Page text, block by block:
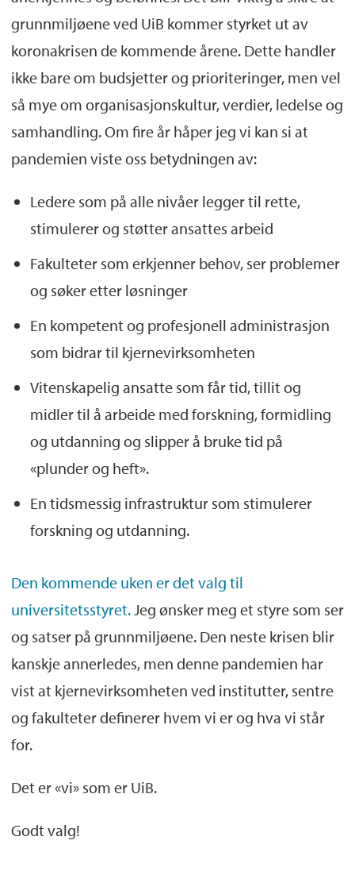
grunnmiljøene ved UiB kommer styrket ut av
koronakrisen de kommende årene. Dette handler
ikke bare om budsjetter og prioriteringer, men vel
så mye om organisasjonskultur, verdier, ledelse og
samhandling. Om fire år håper jeg vi kan si at
pandemien viste oss betydningen av:
Ledere som på alle nivåer legger til rette,
stimulerer og støtter ansattes arbeid
Fakulteter som erkjenner behov, ser problemer
og søker etter løsninger
En kompetent og profesjonell administrasjon
som bidrar til kjernevirksomheten
Vitenskapelig ansatte som får tid, tillit og
midler til å arbeide med forskning, formidling
og utdanning og slipper å bruke tid på
«plunder og heft».
En tidsmessig infrastruktur som stimulerer
forskning og utdanning.
Den kommende uken er det valg til
universitetsstyret.Jeg ønsker meg et styre som ser
og satser på grunnmiljøene. Den neste krisen blir
kanskje annerledes, men denne pandemien har
vist at kjernevirksomheten ved institutter, sentre
og fakulteter definerer hvem vi er og hva vi står
for.
Det er «vi» som er UiB.
Godt valg!